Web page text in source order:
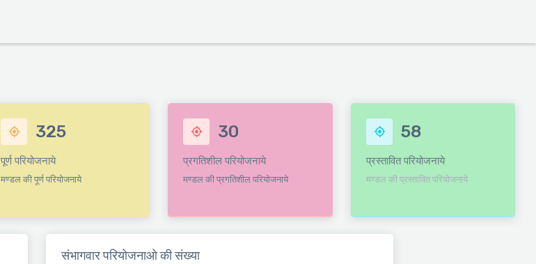
325
पूर्ण परियोजनाये
मण्डल की पूर्ण परियोजनाये
30
प्रगतिशील परियोजनाये
मण्डल की प्रगतिशील परियोजनाये
58
प्रस्तावित परियोजनाये
मण्डल की प्रस्तावित परियोजनाये
संभागवार परियोजनाओ की संख्या